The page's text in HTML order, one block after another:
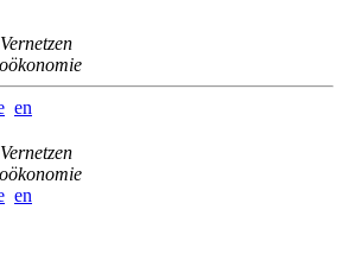
en
en